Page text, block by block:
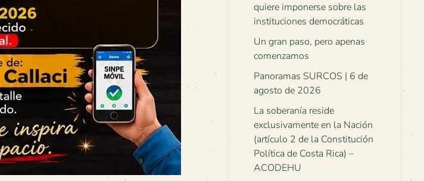
quiere imponerse sobre las
instituciones democráticas
Un gran paso, pero apenas
comenzamos
Panoramas SURCOS | 6 de
agosto de 2026
La soberanía reside
exclusivamente en la Nación
(artículo 2 de la Constitución
Política de Costa Rica) –
ACODEHU